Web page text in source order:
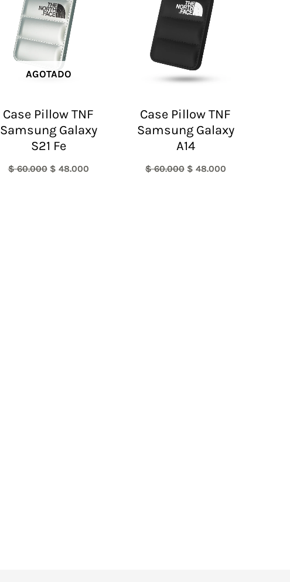
AGOTADO
Case Pillow TNF
Samsung Galaxy
S21 Fe
$60.000 $ 48.000
Case Pillow TNF
Samsung Galaxy
A14
$60.000 $ 48.000